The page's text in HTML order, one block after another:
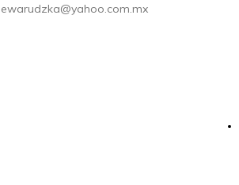
ewarudzka@yahoo.com.mx